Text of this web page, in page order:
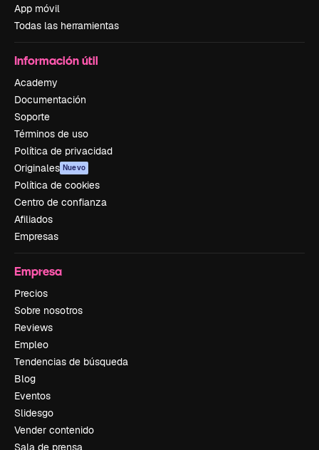
App móvil
Todas las herramientas
Información útil
Academy
Documentación
Soporte
Términos de uso
Política de privacidad
Originales Nuevo
Política de cookies
Centro de confianza
Afiliados
Empresas
Empresa
Precios
Sobre nosotros
Reviews
Empleo
Tendencias de búsqueda
Blog
Eventos
Slidesgo
Vender contenido
Sala de prensa